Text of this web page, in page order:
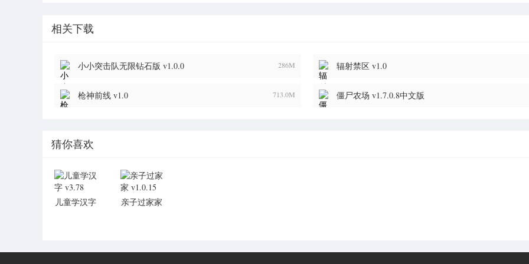
相关下载
小小突击队无限钻石版 v1.0.0 286M 辐射禁区 v1.0
枪神前线 v1.0 713.0M 僵尸农场 v1.7.0.8中文版
猜你喜欢
儿童学汉字
亲子过家家